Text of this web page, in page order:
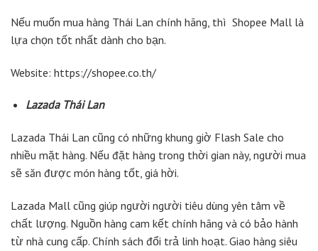
Nếu muốn mua hàng Thái Lan chính hãng, thì Shopee Mall là
lựa chọn tốt nhất dành cho bạn.
Website: https://shopee.co.th/
Lazada Thái Lan
Lazada Thái Lan cũng có những khung giờ Flash Sale cho
nhiều mặt hàng. Nếu đặt hàng trong thời gian này, người mua
sẽ săn được món hàng tốt, giá hời.
Lazada Mall cũng giúp người người tiêu dùng yên tâm về
chất lượng. Nguồn hàng cam kết chính hãng và có bảo hành
từ nhà cung cấp. Chính sách đổi trả linh hoạt. Giao hàng siêu